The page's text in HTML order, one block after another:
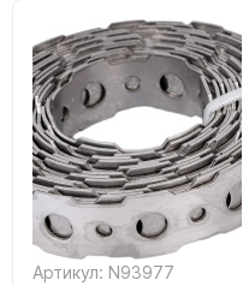
Артикул: N93977